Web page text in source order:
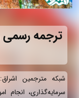
ترجمه رسمی
شبکه مترجمین
سرمایه‌گذاری، انجام